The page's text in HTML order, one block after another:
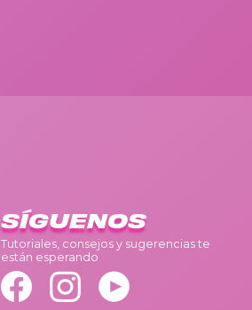
SÍGUENOS
Tutoriales, consejos y sugerencias te
están esperando